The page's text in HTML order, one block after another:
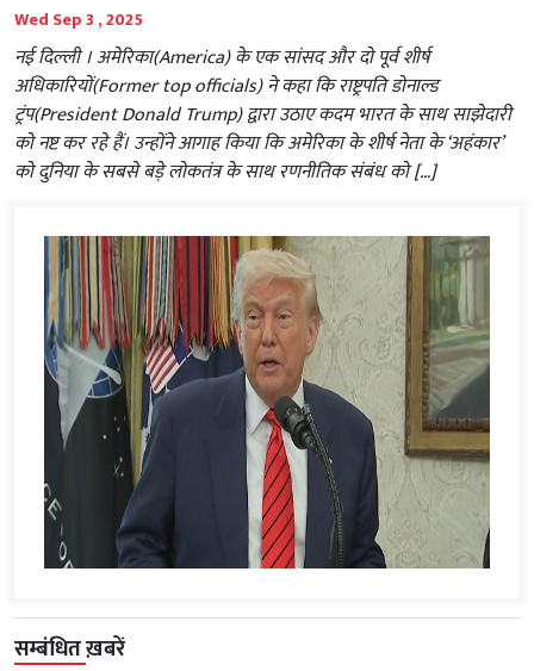
Wed Sep 3 , 2025
नई दिल्‍ली । अमेरिका(America) के एक सांसद और दो पूर्व शीर्ष
अधिकारियों(Former top officials) ने कहा कि राष्ट्रपति डोनाल्ड
ट्रंप(President Donald Trump) द्वारा उठाए कदम भारत के साथ साझेदारी
को नष्ट कर रहे हैं। उन्होंने आगाह किया कि अमेरिका के शीर्ष नेता के ‘अहंकार’
को दुनिया के सबसे बड़े लोकतंत्र के साथ रणनीतिक संबंध को […]
सम्बंधित ख़बरें